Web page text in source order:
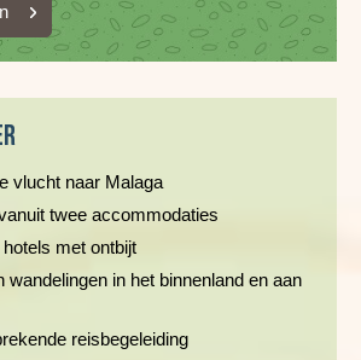
vlucht naar Malaga
twee accommodaties
met ontbijt
wandelingen in het binnenland en aan
reisbegeleiding